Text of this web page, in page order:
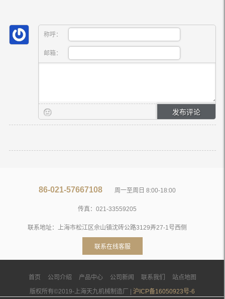
称呼：
邮箱：
86-021-57667108 周一至周日 8:00-18:00
传真：021-33559205
联系地址：上海市松江区佘山镇沈砖公路3129弄27-1号西侧
联系在线客服
首页 公司介绍 产品中心 公司新闻 联系我们
站点地图
版权所有©2019-上海天九机械制造厂 |沪ICP备16050923号-6